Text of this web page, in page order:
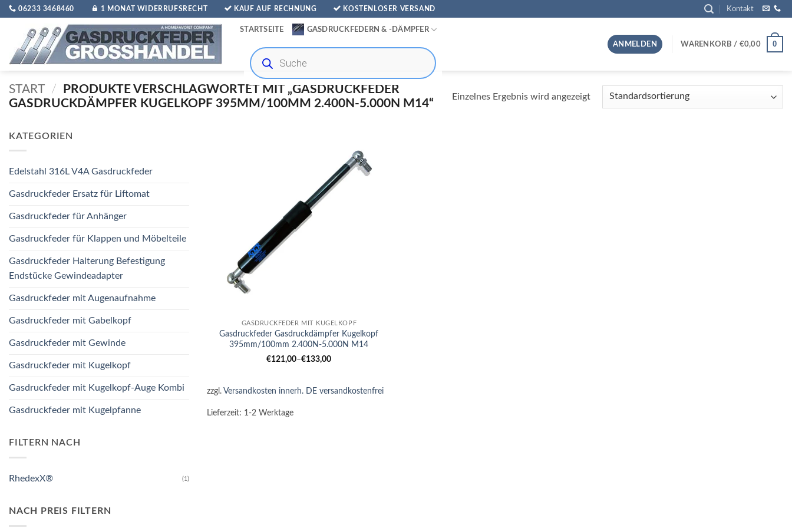
Zum
springen
06233 3468460 1 MONAT WIDERRUFSRECHT KAUF AUF RECHNUNG KOSTENLOSER VERSAND Kontakt
STARTSEITE GASDRUCKFEDERN & -DÄMPFER
Products
search
ANMELDEN WARENKORB / €0,00 0
START /
PRODUKTE VERSCHLAGWORTET MIT „GASDRUCKFEDER
GASDRUCKDÄMPFER KUGELKOPF 395MM/100MM 2.400N-5.000N M14“
Einzelnes Ergebnis wird angezeigt
KATEGORIEN
Edelstahl 316L V4A Gasdruckfeder
Gasdruckfeder Ersatz für Liftomat
Gasdruckfeder für Anhänger
Gasdruckfeder für Klappen und Möbelteile
Gasdruckfeder Halterung Befestigung
Endstücke Gewindeadapter
Gasdruckfeder mit Augenaufnahme
Gasdruckfeder mit Gabelkopf
Gasdruckfeder mit Gewinde
Gasdruckfeder mit Kugelkopf
Gasdruckfeder mit Kugelkopf-Auge Kombi
Gasdruckfeder mit Kugelpfanne
FILTERN NACH
RhedexX® (1)
NACH PREIS FILTERN
GASDRUCKFEDER MIT KUGELKOPF
Gasdruckfeder Gasdruckdämpfer Kugelkopf
395mm/100mm 2.400N-5.000N M14
€121,00–€133,00
zzgl. Versandkosten innerh. DE versandkostenfrei
Lieferzeit: 1-2 Werktage